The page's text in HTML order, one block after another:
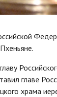
главе
храма